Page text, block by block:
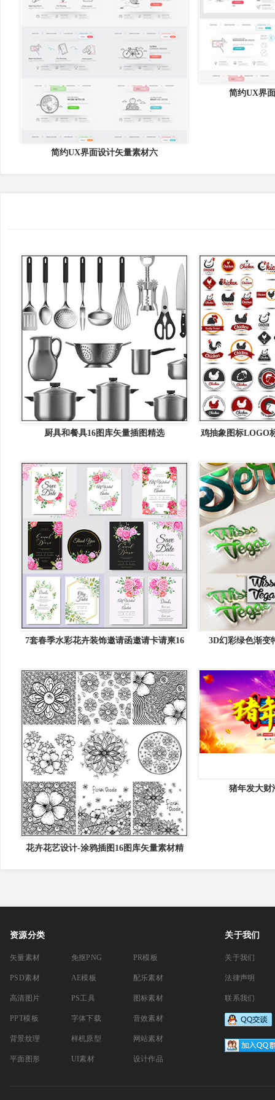
简约UX界
简约UX界面设计矢量素材六
厨具和餐具16图库矢量插图精选 鸡抽象图标LOGO
7套春季水彩花卉装饰邀请函邀请卡请柬16
3D幻彩绿色渐变
花卉花艺设计-涂鸦插图16图库矢量素材精
猪年发大财
资源分类
矢量素材
PSD素材
高清图片
PPT模板
背景纹理
平面图形
免抠PNG
AE模板
PS工具
字体下载
样机原型
UI素材
PR模板
配乐素材
图标素材
音效素材
网站素材
设计作品
关于我们
关于我们
法律声明
联系我们